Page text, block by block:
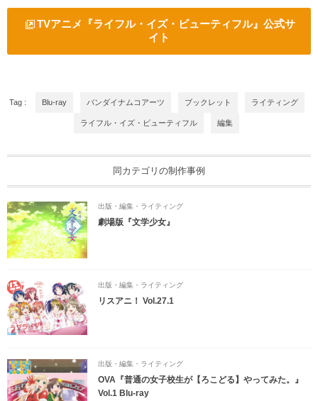
TVアニメ『ライフル・イズ・ビューティフル』公式サ
イト
Tag : Blu-ray バンダイナムコアーツ ブックレット ライティング
ライフル・イズ・ビューティフル 編集
同カテゴリの制作事例
出版・編集・ライティング
劇場版『文学少女』
出版・編集・ライティング
リスアニ！ Vol.27.1
出版・編集・ライティング
OVA『普通の女子校生が【ろこどる】やってみた。』
Vol.1 Blu-ray